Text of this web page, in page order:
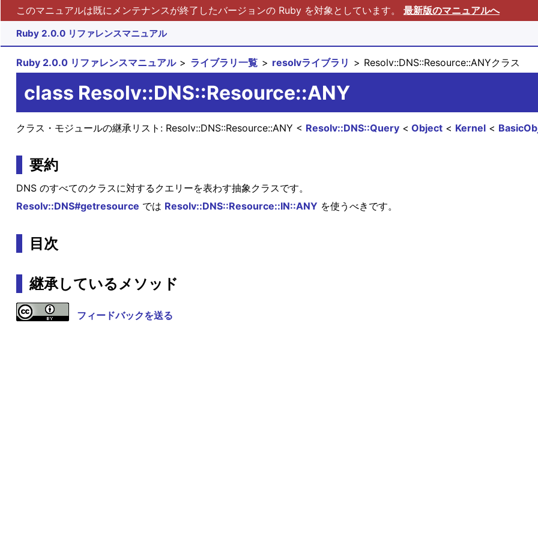
このマニュアルは既にメンテナンスが終了したバージョンの Ruby を対象としています。 最新版のマニュアルへ
Ruby 2.0.0 リファレンスマニュアル
Ruby 2.0.0 リファレンスマニュアル ライブラリ一覧 resolvライブラリ Resolv::DNS::Resource::ANYクラス
class Resolv::DNS::Resource::ANY
クラス・モジュールの継承リスト: Kernel
Object
Resolv::DNS::Query
Resolv::DNS::Resource::ANY
要約
DNS のすべてのクラスに対するクエリーを表わす抽象クラスです。
Resolv::DNS#getresource では Resolv::DNS::Resource::IN::ANY を使うべきです。
目次
継承しているメソッド
フィードバックを送る